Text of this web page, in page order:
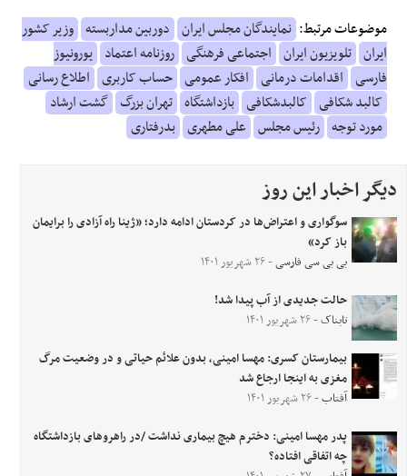
موضوعات مرتبط: نمایندگان مجلس ایران دوربین مداربسته وزیر کشور
ایران تلویزیون ایران اجتماعی فرهنگی روزنامه اعتماد یورونیوز
فارسی اقدامات درمانی افکار عمومی حساب کاربری اطلاع رسانی
کالبد شکافی کالبدشکافی بازداشتگاه تهران بزرگ گشت ارشاد
مورد توجه رئیس مجلس علی مطهری بدرفتاری
دیگر اخبار این روز
سوگواری و اعتراض‌ها در کردستان ادامه دارد؛ «ژینا راه آزادی را برایمان
باز کرد»
بی بی سی فارسی- ۲۶ شهریور ۱۴۰۱
حالت جدیدی از آب پیدا شد!
تابناک- ۲۶ شهریور ۱۴۰۱
بیمارستان کسری: مهسا امینی، بدون علائم حیاتی و در وضعیت مرگ
مغزی به اینجا ارجاع شد
آفتاب- ۲۶ شهریور ۱۴۰۱
پدر مهسا امینی: دخترم هیچ بیماری نداشت /در راهروهای بازداشتگاه
چه اتفاقی افتاده؟